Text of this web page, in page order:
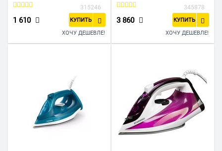
315246
1 610 КУПИТЬ
ХОЧУ ДЕШЕВЛЕ!
345878
3 860 КУПИТЬ
ХОЧУ ДЕШЕВЛЕ!